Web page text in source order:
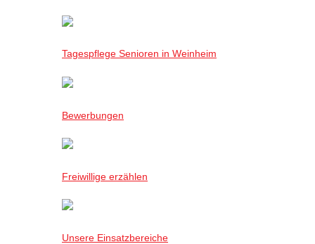
Tagespflege Senioren in Weinheim
Bewerbungen
Freiwillige erzählen
Unsere Einsatzbereiche